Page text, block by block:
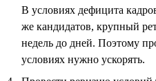
В условиях дефицита
же кандидатов, крупный
недель до дней. Поэтому
условиях нужно ускорять.